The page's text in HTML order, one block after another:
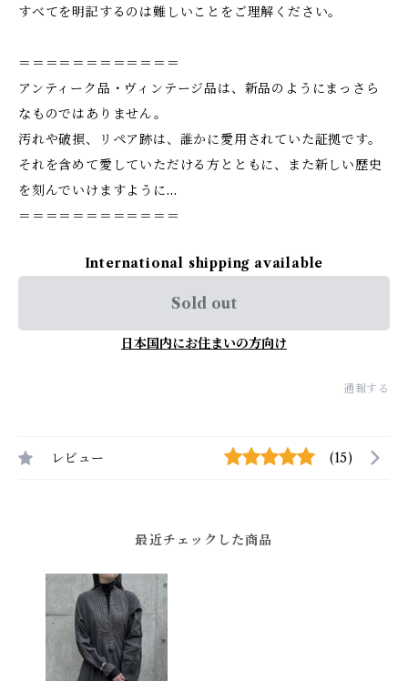
すべてを明記するのは難しいことをご理解ください。
＝＝＝＝＝＝＝＝＝＝＝＝
アンティーク品・ヴィンテージ品は、新品のようにまっさら
なものではありません。
汚れや破損、リペア跡は、誰かに愛用されていた証拠です。
それを含めて愛していただける方とともに、また新しい歴史
を刻んでいけますように…
＝＝＝＝＝＝＝＝＝＝＝＝
International shipping available
Sold out
日本国内にお住まいの方向け
通報する
レビュー (15)
最近チェックした商品